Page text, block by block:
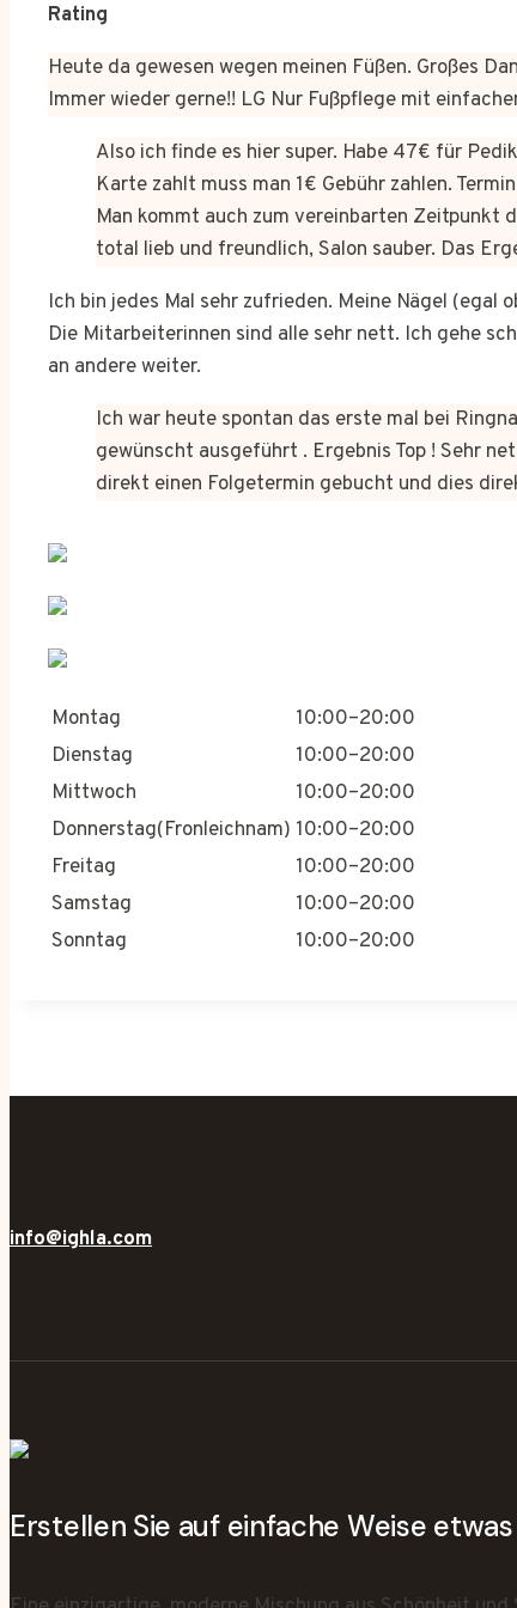
Rating
Heute da gewesen wegen meinen Füßen. Großes
Immer wieder gerne!! LG Nur Fußpflege mit
Also ich finde es hier super. Habe 47€ für
Karte zahlt muss man 1€ Gebühr zahlen.
Man kommt auch zum vereinbarten Zeitpunkt
total lieb und freundlich, Salon sauber. Das
Ich bin jedes Mal sehr zufrieden. Meine Nägel (egal
Die Mitarbeiterinnen sind alle sehr nett. Ich gehe
an andere weiter.
Ich war heute spontan das erste mal bei
gewünscht ausgeführt . Ergebnis Top ! Sehr
direkt einen Folgetermin gebucht und dies
Montag
10:00–20:00
Dienstag
10:00–20:00
Mittwoch
10:00–20:00
Donnerstag(Fronleichnam) 10:00–20:00
Freitag
10:00–20:00
Samstag
10:00–20:00
Sonntag
10:00–20:00
info@ighla.com
Erstellen Sie auf einfache Weise